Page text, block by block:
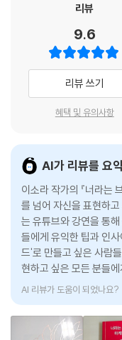
---「장점을 발굴하는 기술」
삶은 정말 뜻대로 되지 않
할지 상세히 계획하고 맞
결정을 내릴 위험이 크다.
세도 필요하다.
때때로 우리는 늘 다른 사
럼 보이는 사람들도 우리
그러니 타인에게, 그리고
---「에필로그」중에서
톡에서 15년간 일했고 현
에이전시 CEO로 활약하
대한 커리어를 이룬 성공
달하는 태도’가 빛을 발했
하는 동료들에게 소비자의
하는 사람이었다. 일례로
하지 못했던 한국어 폰트
누군가는 이런 솔직한 피
길 바라는 진심은 전해졌
들어 주는 사람’, ‘같이 일
‘핵인싸’, 신뢰받는 핵심
을 마다할 리더는 없다. 필
과 일할 수 있는 환경과 다
서 성공하고 싶다면 자기
인생을 업그레이드하는 마
“_______라는 브랜드를
이에게는 용기를 주는 등
만들고 싶은 모든 이에게
- 손재권 (실리콘밸리 전문 미
‘나’라는 사람의 브랜딩이
주했다. 수많은 도전과 변
려워하지 않고, 준비되지
다. 진행형이기에 더욱 아
그녀의 문장 하나하나에
숨어 있다. 이 책을 읽는
진행형의 아름다운 삶을
은 당신의 길을 환하게 밝
- 서은아 (《응원하는 마음》 《
벌 기업 29년 차 마케터)
리뷰
9.6
리뷰 쓰기
혜택 및 유의사항
AI가 리뷰를 요
이소라 작가의 『너라는
를 넘어 자신을 표현하
는 유튜브와 강연을 통
들에게 유익한 팁과 인
드'로 만들고 싶은 사람
현하고 싶은 모든 분들
AI 리뷰가 도움이 되었나요?